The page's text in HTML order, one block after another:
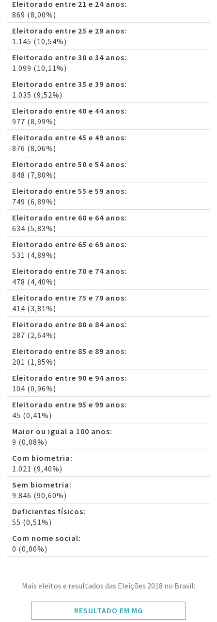
Eleitorado entre 21 e 24 anos:
869 (8,00%)
Eleitorado entre 25 e 29 anos:
1.145 (10,54%)
Eleitorado entre 30 e 34 anos:
1.099 (10,11%)
Eleitorado entre 35 e 39 anos:
1.035 (9,52%)
Eleitorado entre 40 e 44 anos:
977 (8,99%)
Eleitorado entre 45 e 49 anos:
876 (8,06%)
Eleitorado entre 50 e 54 anos:
848 (7,80%)
Eleitorado entre 55 e 59 anos:
749 (6,89%)
Eleitorado entre 60 e 64 anos:
634 (5,83%)
Eleitorado entre 65 e 69 anos:
531 (4,89%)
Eleitorado entre 70 e 74 anos:
478 (4,40%)
Eleitorado entre 75 e 79 anos:
414 (3,81%)
Eleitorado entre 80 e 84 anos:
287 (2,64%)
Eleitorado entre 85 e 89 anos:
201 (1,85%)
Eleitorado entre 90 e 94 anos:
104 (0,96%)
Eleitorado entre 95 e 99 anos:
45 (0,41%)
Maior ou igual a 100 anos:
9 (0,08%)
Com biometria:
1.021 (9,40%)
Sem biometria:
9.846 (90,60%)
Deficientes físicos:
55 (0,51%)
Com nome social:
0 (0,00%)
Mais eleitos e resultados das Eleições 2018 no Brasil:
RESULTADO EM MG